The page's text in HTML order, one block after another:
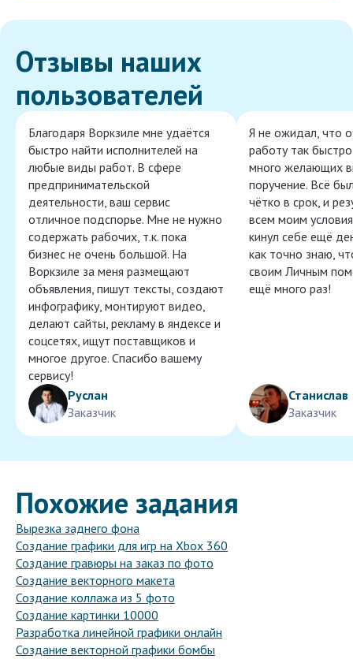
Отзывы наших
пользователей
Благодаря Воркзиле мне удаётся
быстро найти исполнителей на
любые виды работ. В сфере
предпринимательской
деятельности, ваш сервис
отличное подспорье. Мне не нужно
содержать рабочих, т.к. пока
бизнес не очень большой. На
Воркзиле за меня размещают
объявления, пишут тексты, создают
инфографику, монтируют видео,
делают сайты, рекламу в яндексе и
соцсетях, ищут поставщиков и
многое другое. Спасибо вашему
сервису!
Руслан
Заказчик
Я не ожидал, что
работу так
много желающих
поручение. Всё
чётко в срок, и
всем моим
кинул себе ещё
как точно знаю,
своим Личным
ещё много раз!
Станислав
Заказчик
Похожие задания
Вырезка заднего фона
Создание графики для игр на Xbox 360
Создание гравюры на заказ по фото
Создание векторного макета
Создание коллажа из 5 фото
Создание картинки 10000
Разработка линейной графики онлайн
Создание векторной графики бомбы